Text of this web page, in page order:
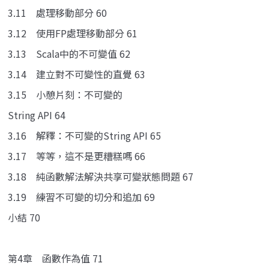
3.11 處理移動部分 60
3.12 使用FP處理移動部分 61
3.13 Scala中的不可變值 62
3.14 建立對不可變性的直覺 63
3.15 小憩片刻：不可變的
String API 64
3.16 解釋：不可變的String API 65
3.17 等等，這不是更糟糕嗎 66
3.18 純函數解法解決共享可變狀態問題 67
3.19 練習不可變的切分和追加 69
小結 70
第4章 函數作為值 71